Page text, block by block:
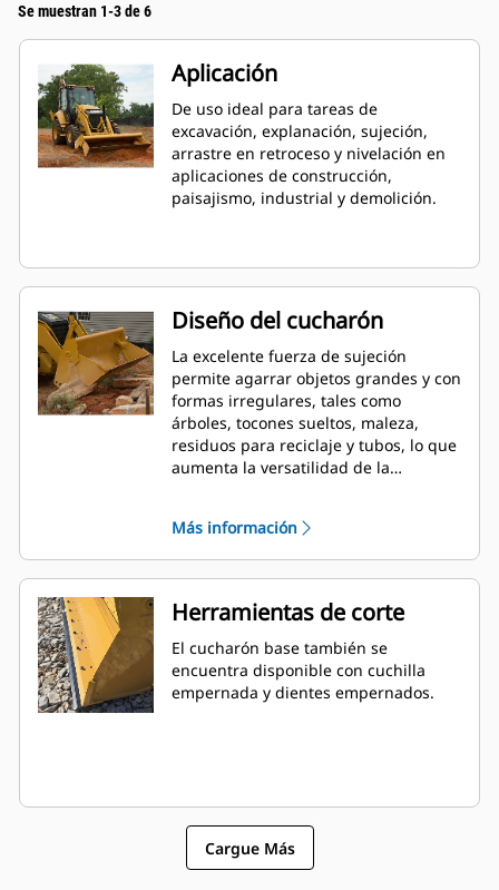
Se muestran 1-3 de 6
Aplicación
De uso ideal para tareas de
excavación, explanación, sujeción,
arrastre en retroceso y nivelación en
aplicaciones de construcción,
paisajismo, industrial y demolición.
Diseño del cucharón
La excelente fuerza de sujeción
permite agarrar objetos grandes y con
formas irregulares, tales como
árboles, tocones sueltos, maleza,
residuos para reciclaje y tubos, lo que
aumenta la versatilidad de la
Más información
Herramientas de corte
El cucharón base también se
encuentra disponible con cuchilla
empernada y dientes empernados.
Cargue Más